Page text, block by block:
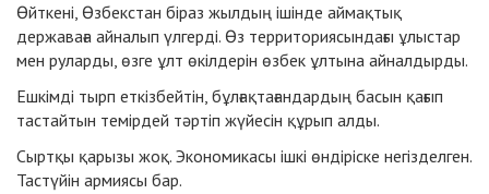
Өйткені, Өзбекстан біраз жылдың ішінде аймақтық
державаға айналып үлгерді. Өз территориясындағы ұлыстар
мен руларды, өзге ұлт өкілдерін өзбек ұлтына айналдырды.
Ешкімді тырп еткізбейтін, бұлғақтағандардың басын қағып
тастайтын темірдей тәртіп жүйесін құрып алды.
Сыртқы қарызы жоқ. Экономикасы ішкі өндіріске негізделген.
Тастүйін армиясы бар.